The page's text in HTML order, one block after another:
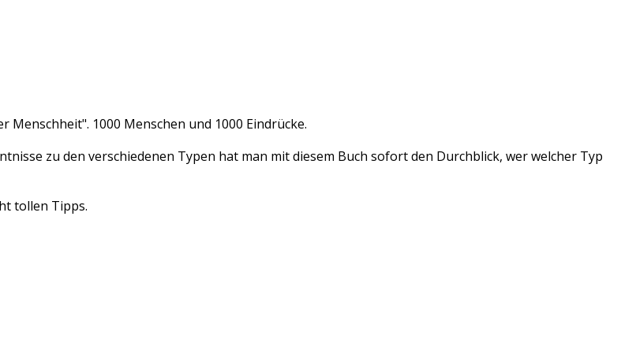
1000 Menschen und 1000 Eindrücke.
zu den verschiedenen Typen hat man mit diesem Buch sofort den Durchblick, wer welcher Typ
tollen Tipps.